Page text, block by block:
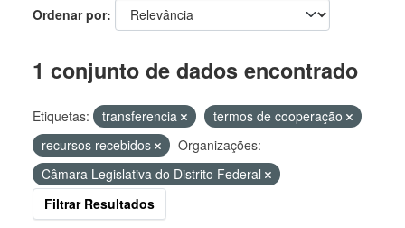
Ordenar por
1 conjunto de dados encontrado
Etiquetas: transferencia
termos de cooperação
recursos recebidos
Organizações:
Câmara Legislativa do Distrito Federal
Filtrar Resultados